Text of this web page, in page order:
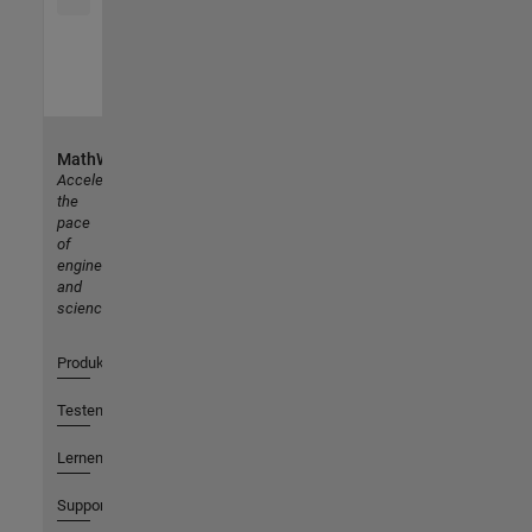
MathWorks
Accelerating
the
pace
of
engineering
and
science
Produkte
Testen oder Kaufen
Lernen
Support